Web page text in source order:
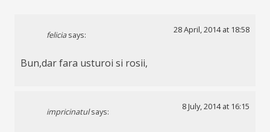
felicia says:
28 April, 2014 at 18:58
Bun,dar fara usturoi si rosii,
impricinatul says:
8 July, 2014 at 16:15